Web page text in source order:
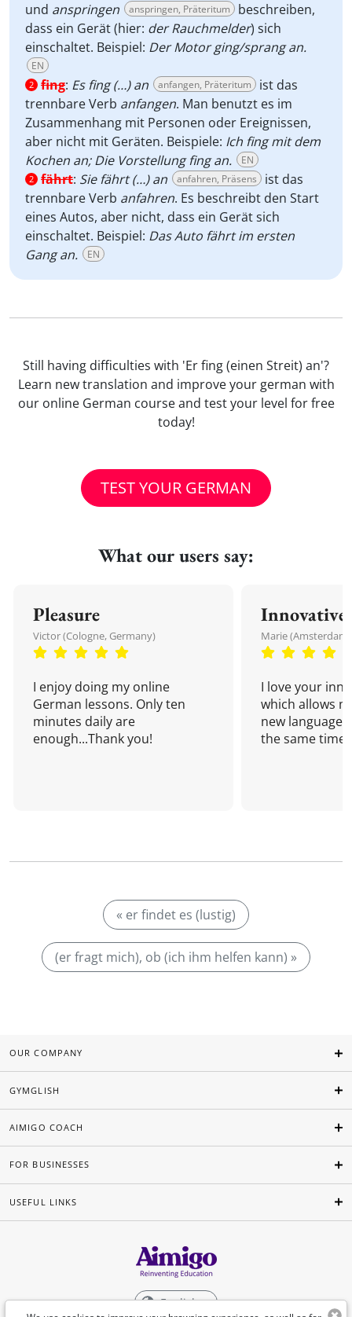
und anspringen anspringen, Präteritum
beschreiben,
dass ein Gerät (hier: der Rauchmelder) sich
einschaltet. Beispiel: Der Motor ging/sprang an.
EN
2 fing: Es fing (…) an anfangen, Präteritum
ist das
trennbare Verb anfangen. Man benutzt es im
Zusammenhang mit Personen oder Ereignissen,
aber nicht mit Geräten. Beispiele: Ich fing mit dem
Kochen an; Die Vorstellung fing an.
EN
2 fährt: Sie fährt (…) an anfahren, Präsens
ist das
trennbare Verb anfahren. Es beschreibt den Start
eines Autos, aber nicht, dass ein Gerät sich
einschaltet. Beispiel: Das Auto fährt im ersten
Gang an.
EN
Still having difficulties with 'Er fing (einen Streit) an'?
Learn new translation and improve your german with
our online German course and test your level for free
today!
TEST YOUR GERMAN
What our users say:
Pleasure
Victor (Cologne, Germany)
I enjoy doing my online
German lessons. Only ten
minutes daily are
enough...Thank you!
Innovative
Marie
I love your
which allows
new language
the same time!
« er findet es (lustig)
(er fragt mich), ob (ich ihm helfen kann) »
OUR COMPANY
GYMGLISH
AIMIGO COACH
FOR BUSINESSES
USEFUL LINKS
English